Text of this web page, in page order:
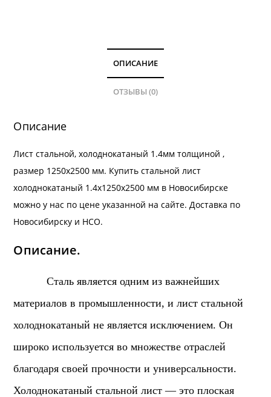
ОПИСАНИЕ
ОТЗЫВЫ (0)
Описание
Лист стальной, холоднокатаный 1.4мм толщиной ,
размер 1250х2500 мм. Купить стальной лист
холоднокатаный 1.4х1250х2500 мм в Новосибирске
можно у нас по цене указанной на сайте.Доставка по
Новосибирску и НСО.
Описание.
Сталь является одним из важнейших
материалов в промышленности, и лист стальной
холоднокатаный не является исключением. Он
широко используется во множестве отраслей
благодаря своей прочности и универсальности.
Холоднокатаный стальной лист — это плоская